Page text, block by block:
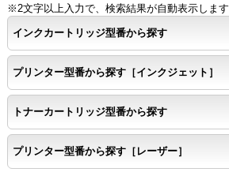
※2文字以上入力で、検索結果が自動表示します
インクカートリッジ型番から探す
プリンター型番から探す［インクジェット］
トナーカートリッジ型番から探す
プリンター型番から探す［レーザー］